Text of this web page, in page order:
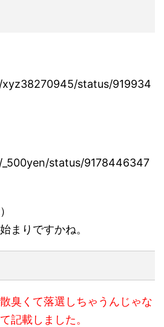
status/919934
status/9178446347
まりですかね。
臭くて落選しちゃうんじゃな
記載しました。